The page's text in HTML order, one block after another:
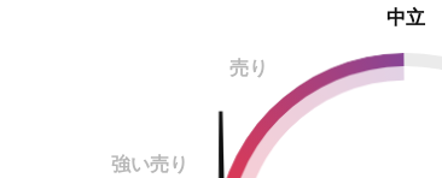
中立
売り
強い売り